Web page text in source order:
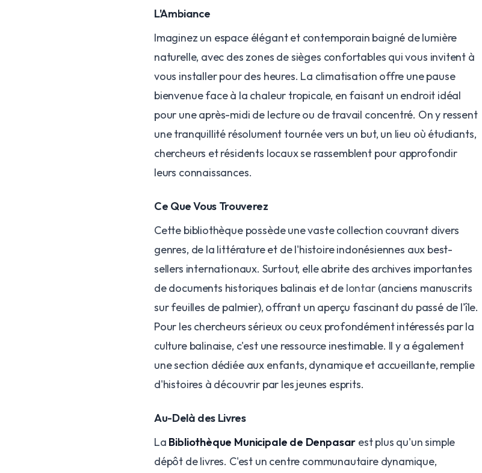
L'Ambiance
Imaginez un espace élégant et contemporain baigné de lumière
naturelle, avec des zones de sièges confortables qui vous invitent à
vous installer pour des heures. La climatisation offre une pause
bienvenue face à la chaleur tropicale, en faisant un endroit idéal
pour une après-midi de lecture ou de travail concentré. On y ressent
une tranquillité résolument tournée vers un but, un lieu où étudiants,
chercheurs et résidents locaux se rassemblent pour approfondir
leurs connaissances.
Ce Que Vous Trouverez
Cette bibliothèque possède une vaste collection couvrant divers
genres, de la littérature et de l'histoire indonésiennes aux best-
sellers internationaux. Surtout, elle abrite des archives importantes
de documents historiques balinais et de lontar(anciens manuscrits
sur feuilles de palmier), offrant un aperçu fascinant du passé de l'île.
Pour les chercheurs sérieux ou ceux profondément intéressés par la
culture balinaise, c'est une ressource inestimable. Il y a également
une section dédiée aux enfants, dynamique et accueillante, remplie
d'histoires à découvrir par les jeunes esprits.
Au-Delà des Livres
La Bibliothèque Municipale de Denpasar est plus qu'un simple
dépôt de livres. C'est un centre communautaire dynamique,